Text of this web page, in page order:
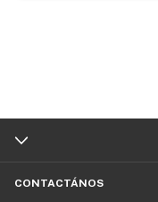
CONTACTÁNOS